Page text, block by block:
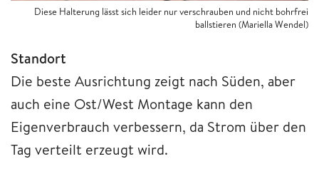
Diese Halterung lässt sich leider nur verschrauben und nicht bohrfrei
ballstieren (Mariella Wendel)
Standort
Die beste Ausrichtung zeigt nach Süden, aber
auch eine Ost/West Montage kann den
Eigenverbrauch verbessern, da Strom über den
Tag verteilt erzeugt wird.